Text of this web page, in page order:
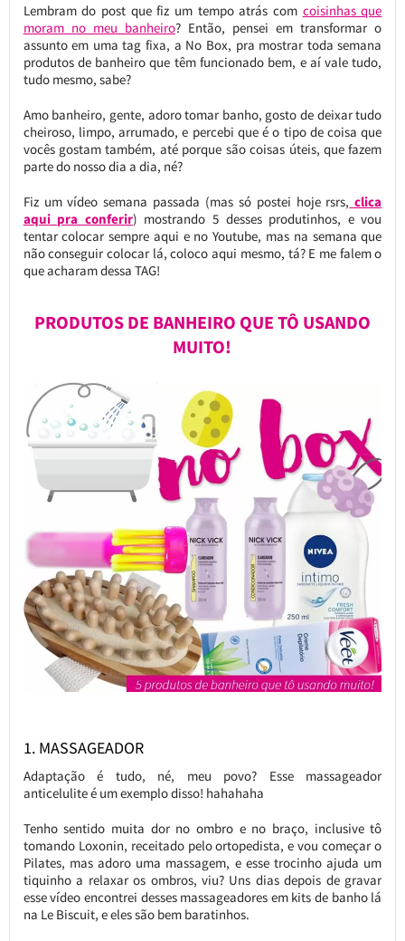
Lembram do post que fiz um tempo atrás com coisinhas que
moram no meu banheiro? Então, pensei em transformar o
assunto em uma tag fixa, a No Box, pra mostrar toda semana
produtos de banheiro que têm funcionado bem, e aí vale tudo,
tudo mesmo, sabe?
Amo banheiro, gente, adoro tomar banho, gosto de deixar tudo
cheiroso, limpo, arrumado, e percebi que é o tipo de coisa que
vocês gostam também, até porque são coisas úteis, que fazem
parte do nosso dia a dia, né?
Fiz um vídeo semana passada (mas só postei hoje rsrs, clica
aqui pra conferir) mostrando 5 desses produtinhos, e vou
tentar colocar sempre aqui e no Youtube, mas na semana que
não conseguir colocar lá, coloco aqui mesmo, tá? E me falem o
que acharam dessa TAG!
PRODUTOS DE BANHEIRO QUE TÔ USANDO
MUITO!
1. MASSAGEADOR
Adaptação é tudo, né, meu povo? Esse massageador
anticelulite é um exemplo disso! hahahaha
Tenho sentido muita dor no ombro e no braço, inclusive tô
tomando Loxonin, receitado pelo ortopedista, e vou começar o
Pilates, mas adoro uma massagem, e esse trocinho ajuda um
tiquinho a relaxar os ombros, viu? Uns dias depois de gravar
esse vídeo encontrei desses massageadores em kits de banho lá
na Le Biscuit, e eles são bem baratinhos.